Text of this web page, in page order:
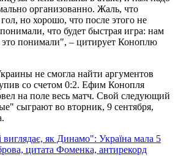
организованно. Жаль, что
но хорошо, что после этого не
что будет быстрая игра: нам
понимали", – цитирует Коноплю
не смогла найти аргументов
со счетом 0:2. Ефим Конопля
на поле весь матч. Свой следующий
сыграют во вторник, 9 сентября,
виглядає, як Динамо": Україна мала 5
цитата Фоменка, антирекорд